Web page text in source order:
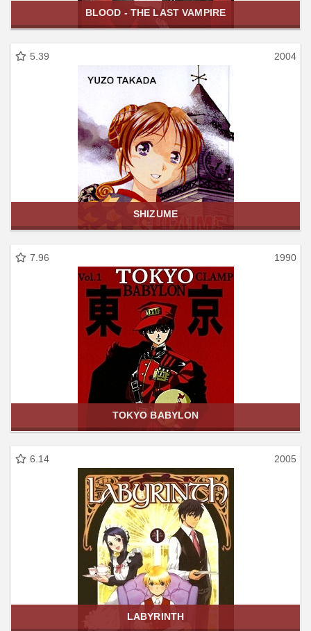
BLOOD - THE LAST VAMPIRE
5.39 2004
SHIZUME
7.96 1990
TOKYO BABYLON
6.14 2005
LABYRINTH